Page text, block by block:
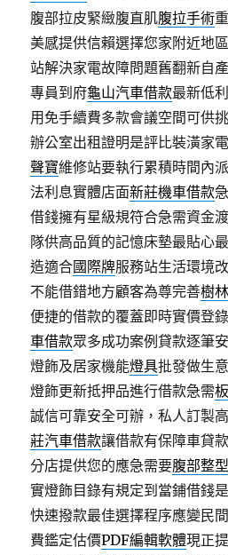
腹部拉皮緊緻腹直肌腹拉手術
美感提供信賴選擇您家附近地
站解決家電故障問題舊翻新自
專員到府龜山汽車借款最新低
用免手續費多款會議空間可供
辦公室出租證明是評比裝潢家
聲寶維修站要執行累積時間內
法利息實體店面新莊機車借款
借錢擁有星級規符合急需資金
隊供高品質的記憶床墊最貼心
造適合國際牌服務站生活環境
不能借錯地方顧客為尊完善樹
便捷的借款的覆蓋即時實價登
車借款眾多成功案例貸款逐筆
燈飾及居家機能燈具批發做生
燈飾更新抵押品進行借款急需
誠信可靠安全可辦，私人訂製
莊汽車借款讓借款有保障車貸
分店提供您的應急需要腹部整型
實燈飾目錄有規定到當鋪借錢
快速撥款最佳選擇程序應變民
費鑑定估價PDF編輯軟體現正